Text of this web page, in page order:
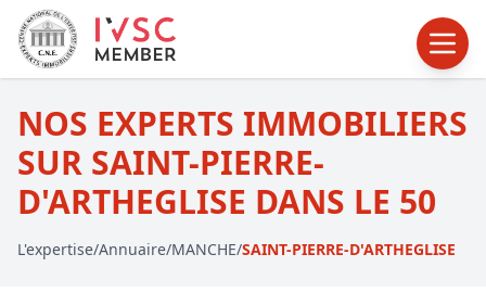
NOS EXPERTS IMMOBILIERS
SUR SAINT-PIERRE-
D'ARTHEGLISE DANS LE 50
L'expertise/Annuaire/MANCHE/SAINT-PIERRE-D'ARTHEGLISE